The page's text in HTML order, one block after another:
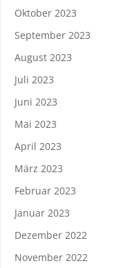
Oktober 2023
September 2023
August 2023
Juli 2023
Juni 2023
Mai 2023
April 2023
März 2023
Februar 2023
Januar 2023
Dezember 2022
November 2022